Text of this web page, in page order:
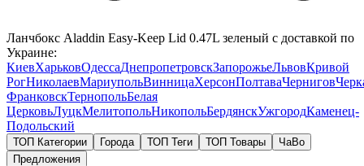
Ланчбокс Aladdin Easy-Keep Lid 0.47L зеленый с доставкой по
Украине:
КиевХарьковОдессаДнепропетровскЗапорожьеЛьвовКривой
РогНиколаевМариупольВинницаХерсонПолтаваЧернигов
ФранковскТернопольБелая
ЦерковьЛуцкМелитопольНикопольБердянскУжгородКаменец-
Подольский
ТОП Категории Города ТОП Теги ТОП Товары
ЧаВо
Предложения